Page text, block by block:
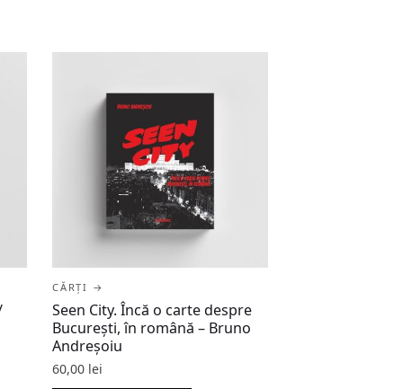
CĂRȚI →
Seen City. Încă o carte despre
București, în română – Bruno
Andreșoiu
60,00 lei